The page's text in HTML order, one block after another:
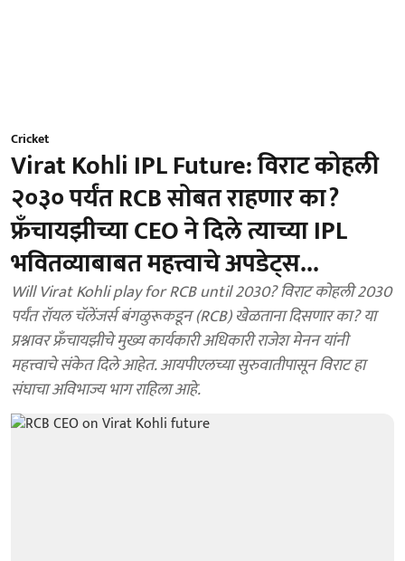
Cricket
Virat Kohli IPL Future: विराट कोहली
२०३० पर्यंत RCB सोबत राहणार का?
फ्रँचायझीच्या CEO ने दिले त्याच्या IPL
भवितव्याबाबत महत्त्वाचे अपडेट्स...
Will Virat Kohli play for RCB until 2030? विराट कोहली 2030
पर्यंत रॉयल चॅलेंजर्स बंगळुरूकडून (RCB) खेळताना दिसणार का? या
प्रश्नावर फ्रँचायझीचे मुख्य कार्यकारी अधिकारी राजेश मेनन यांनी
महत्त्वाचे संकेत दिले आहेत. आयपीएलच्या सुरुवातीपासून विराट हा
संघाचा अविभाज्य भाग राहिला आहे.